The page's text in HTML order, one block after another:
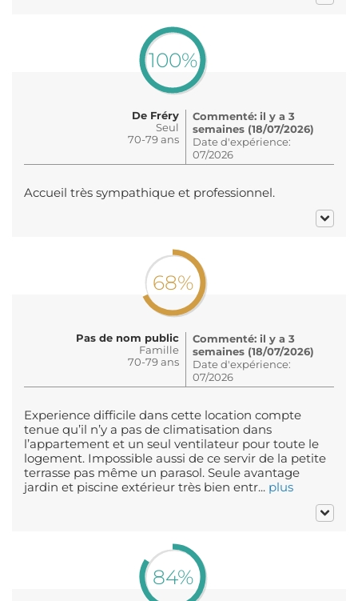
100%
De Fréry
Seul
70-79 ans
Commenté: il y a 3
semaines (18/07/2026)
Date d'expérience:
07/2026
Accueil très sympathique et professionnel.
68%
Pas de nom public
Famille
70-79 ans
Commenté: il y a 3
semaines (18/07/2026)
Date d'expérience:
07/2026
Experience difficile dans cette location compte
tenue qu’il n’y a pas de climatisation dans
l’appartement et un seul ventilateur pour toute le
logement. Impossible aussi de ce servir de la petite
terrasse pas même un parasol. Seule avantage
jardin et piscine extérieur très bien entr... plus
84%